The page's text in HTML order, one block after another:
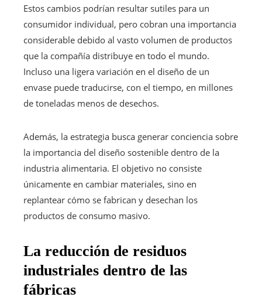
Estos cambios podrían resultar sutiles para un
consumidor individual, pero cobran una importancia
considerable debido al vasto volumen de productos
que la compañía distribuye en todo el mundo.
Incluso una ligera variación en el diseño de un
envase puede traducirse, con el tiempo, en millones
de toneladas menos de desechos.
Además, la estrategia busca generar conciencia sobre
la importancia del diseño sostenible dentro de la
industria alimentaria. El objetivo no consiste
únicamente en cambiar materiales, sino en
replantear cómo se fabrican y desechan los
productos de consumo masivo.
La reducción de residuos
industriales dentro de las
fábricas